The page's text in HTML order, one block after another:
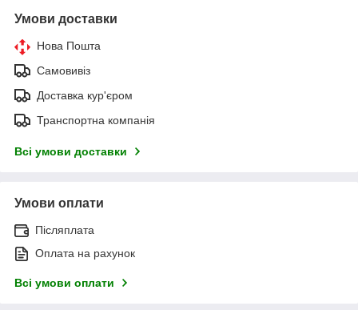
Умови доставки
Нова Пошта
Самовивіз
Доставка кур'єром
Транспортна компанія
Всі умови доставки
Умови оплати
Післяплата
Оплата на рахунок
Всі умови оплати